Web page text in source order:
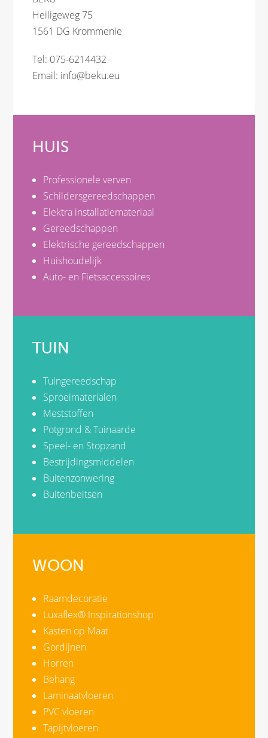
Heiligeweg 75
1561 DG Krommenie
Tel: 075-6214432
Email: info@beku.eu
HUIS
Professionele verven
Schildersgereedschappen
Elektra installatiemateriaal
Gereedschappen
Elektrische gereedschappen
Huishoudelijk
Auto- en Fietsaccessoires
TUIN
Tuingereedschap
Sproeimaterialen
Meststoffen
Potgrond & Tuinaarde
Speel- en Stopzand
Bestrijdingsmiddelen
Buitenzonwering
Buitenbeitsen
WOON
Raamdecoratie
Luxaflex® Inspirationshop
Kasten op Maat
Gordijnen
Horren
Behang
Laminaatvloeren
PVC vloeren
Tapijtvloeren